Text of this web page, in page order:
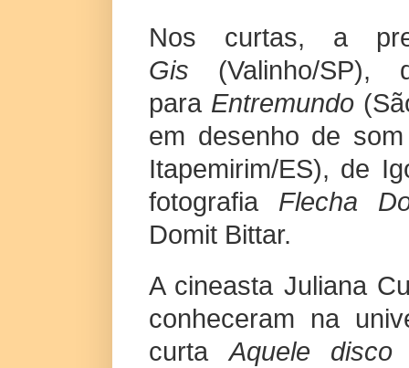
Nos curtas, a
Gis (Valinho/SP),
para Entremundo
em desenho de
Itapemirim/ES), de
fotografia Flecha
Domit Bittar.
A cineasta Juliana
conheceram na
curtaAquele